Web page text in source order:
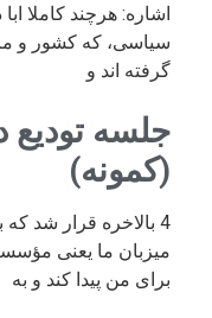
اشاره: هرچند کاملا
سیاسی، که کشور و
گرفته اند و
جلسه
(کمونه)
4 بالاخره قرار شد
میزبان ما یعنی
برای من پیدا کند و به